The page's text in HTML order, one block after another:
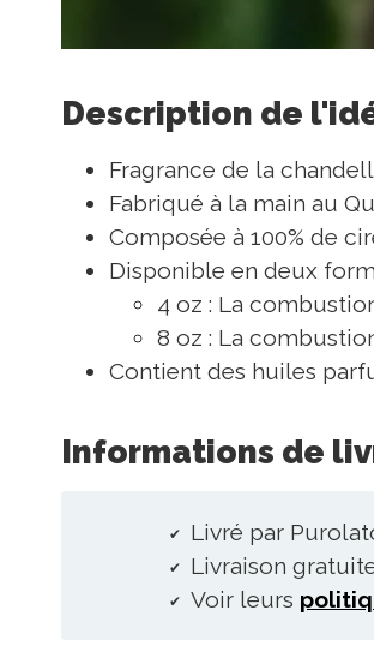
Description de
Fragrance de la
Fabriqué à la main au
Composée à 100% de
Disponible en deux
4 oz : La
8 oz : La
Contient des huiles
Informations de
Livré par
Livraison
Voir leurs